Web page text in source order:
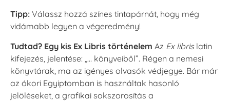
Tipp: Válassz hozzá színes tintapárnát, hogy még
vidámabb legyen a végeredmény!
Tudtad? Egy kis Ex Libris történelem Az Ex libris latin
kifejezés, jelentése: „… könyveiből”. Régen a nemesi
könyvtárak, ma az igényes olvasók védjegye. Bár már
az ókori Egyiptomban is használtak hasonló
jelöléseket, a grafikai sokszorosítás a